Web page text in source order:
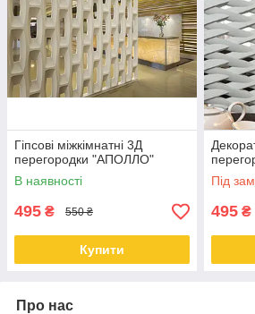
Гіпсові міжкімнатні 3Д
перегородки "АПОЛЛО"
В наявності
495 ₴ 550 ₴
Купити
Під
495 ₴
Про нас